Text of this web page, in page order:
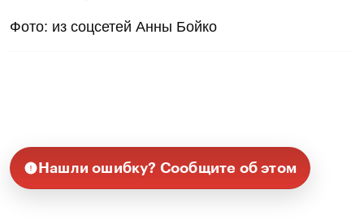
Фото: из соцсетей Анны Бойко
Нашли ошибку? Сообщите об этом